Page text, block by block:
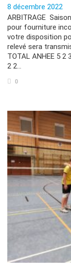
8 décembre 2022
ARBITRAGE
pour fourniture
votre disposition
relevé sera
TOTAL ANHEE 5 2
2 2…
0